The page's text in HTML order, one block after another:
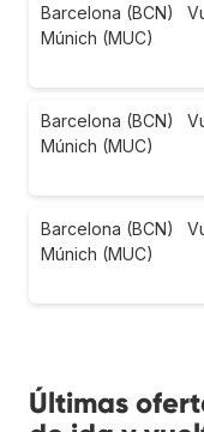
Barcelona (BCN)
Múnich (MUC)
Barcelona (BCN)
Múnich (MUC)
Barcelona (BCN)
Múnich (MUC)
Últimas